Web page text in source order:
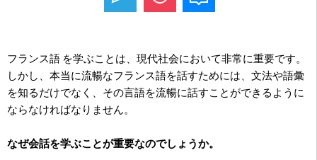
フランス語 を学ぶことは、現代社会において非常に重要です。
しかし、本当に流暢なフランス語を話すためには、文法や語彙
を知るだけでなく、その言語を流暢に話すことができるように
ならなければなりません。
なぜ会話を学ぶことが重要なのでしょうか。